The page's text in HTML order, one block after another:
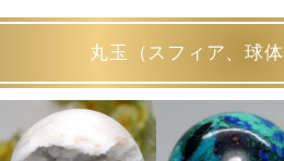
丸玉（スフィア、球